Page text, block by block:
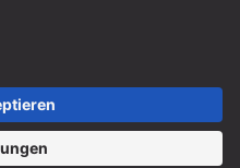
innerhalb
- ausgenommen
an der Kasse variieren.